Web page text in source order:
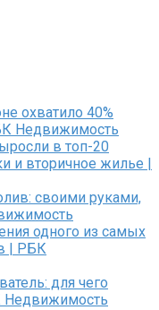
охватило 40%
Недвижимость
в топ-20
и вторичное жилье |
своими руками,
одного из самых
| РБК
для чего
Недвижимость